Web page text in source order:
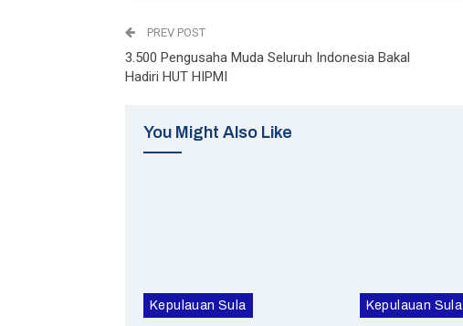
PREV POST
3.500 Pengusaha Muda Seluruh Indonesia Bakal
Hadiri HUT HIPMI
You Might Also Like
Kepulauan Sula Kepulauan Sula